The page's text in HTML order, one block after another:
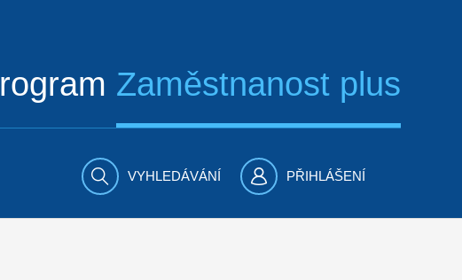
Zaměstnanost plus
VYHLEDÁVÁNÍ PŘIHLÁŠENÍ